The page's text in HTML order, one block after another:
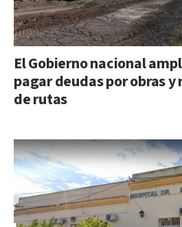
El Gobierno nacional
pagar deudas por obras
de rutas